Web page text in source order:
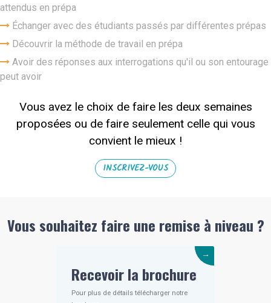
attendus en prépa
Échanger avec des étudiants passés par différentes prépas
Découvrir la méthode de travail en prépa
Avoir des réponses aux interrogations qu'il ou son entourage
peut avoir
Vous avez le choix de faire les deux semaines
proposées ou de faire seulement celle qui vous
convient le mieux !
INSCRIVEZ-VOUS
Vous souhaitez faire une remise à niveau ?
Recevoir la brochure
Pour plus de détails télécharger notre
→